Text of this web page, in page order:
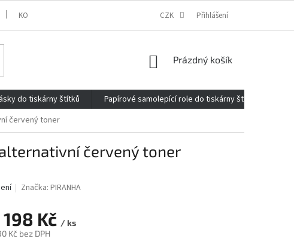
KONTAKTY REKLAMACE ELEKTROMOBILITA 2020
CZK Přihlášení
NÁKUPNÍ
Prázdný košík
do tiskárny štítků Papírové samolepící role do tiskárny štítků
červený toner
červený toner
Značka:PIRANHA
198 Kč / ks
Kč bez DPH